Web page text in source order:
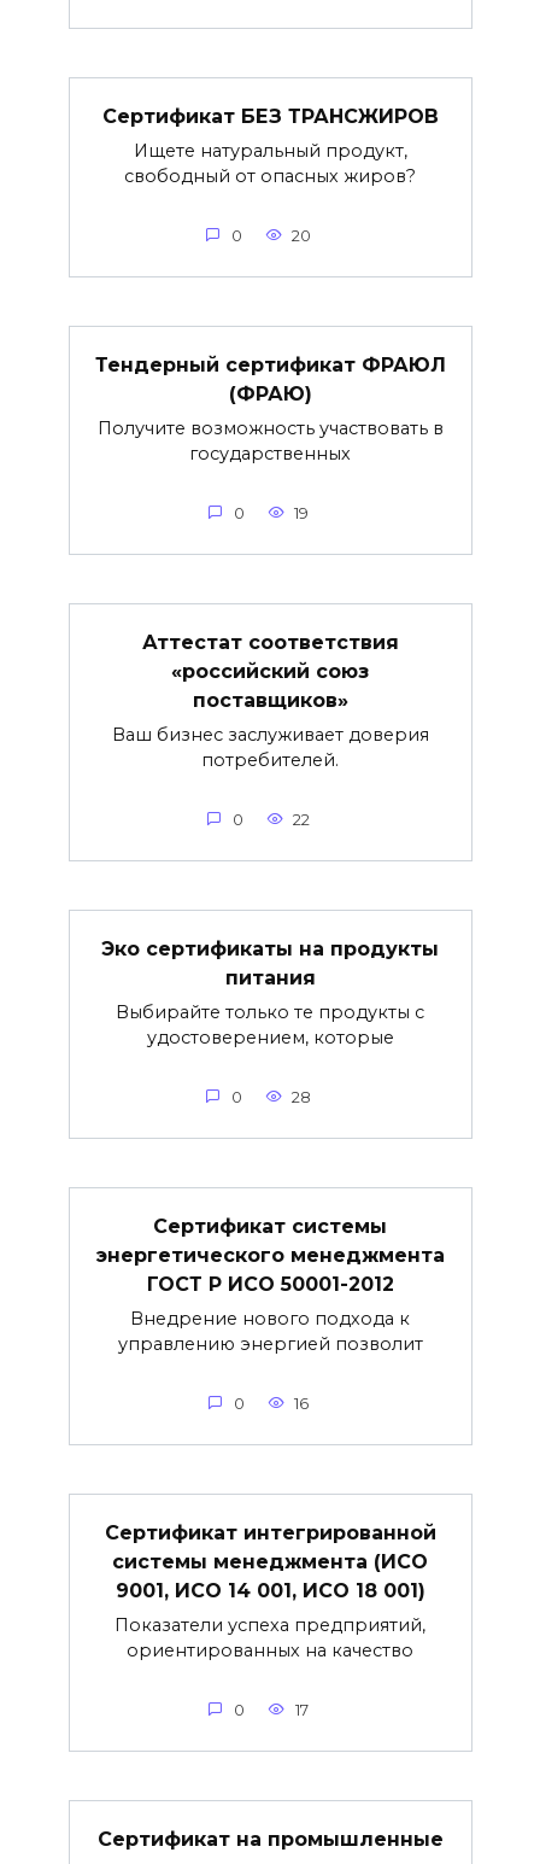
Сертификат БЕЗ ТРАНСЖИРОВ
Ищете натуральный продукт,
свободный от опасных жиров?
0 20
Тендерный сертификат ФРАЮЛ
(ФРАЮ)
Получите возможность участвовать в
государственных
0 19
Аттестат соответствия
«российский союз
поставщиков»
Ваш бизнес заслуживает доверия
потребителей.
0 22
Эко сертификаты на продукты
питания
Выбирайте только те продукты с
удостоверением, которые
0 28
Сертификат системы
энергетического менеджмента
ГОСТ Р ИСО 50001-2012
Внедрение нового подхода к
управлению энергией позволит
0 16
Сертификат интегрированной
системы менеджмента (ИСО
9001, ИСО 14 001, ИСО 18 001)
Показатели успеха предприятий,
ориентированных на качество
0 17
Сертификат на промышленные